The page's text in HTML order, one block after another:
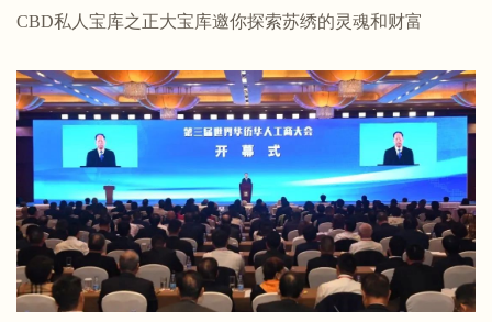
CBD私人宝库之正大宝库邀你探索苏绣的灵魂和财富